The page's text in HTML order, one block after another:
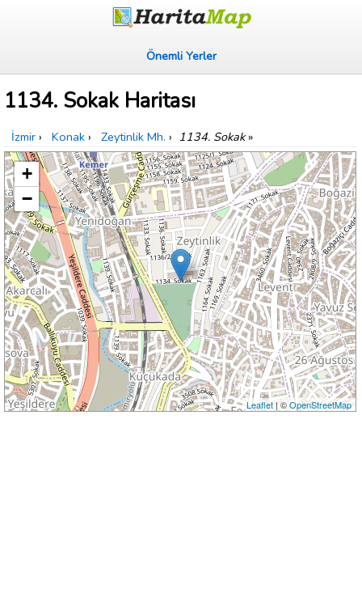
Önemli Yerler
1134. Sokak Haritası
İzmir › Konak › Zeytinlik Mh. › 1134. Sokak»
+
−
Leaflet| ©OpenStreetMap